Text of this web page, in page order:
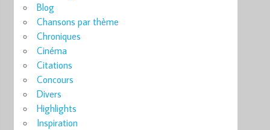
Blog
Chansons par thème
Chroniques
Cinéma
Citations
Concours
Divers
Highlights
Inspiration